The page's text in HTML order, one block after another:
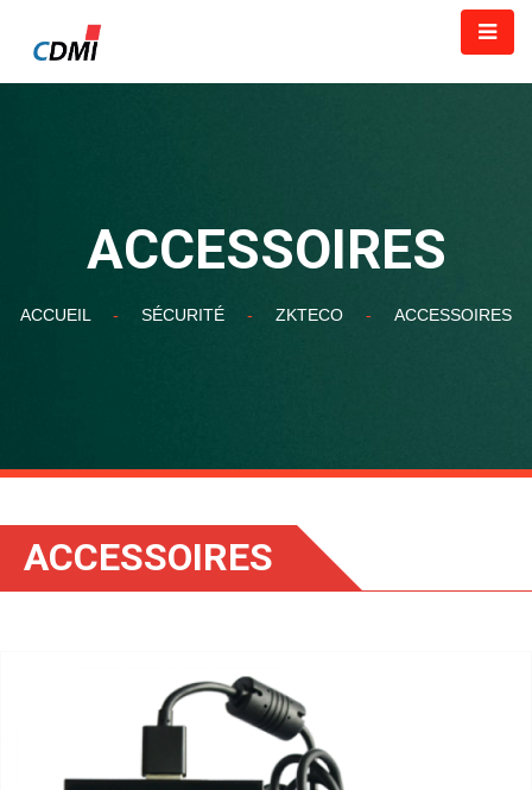
ACCESSOIRES
ACCUEIL - SÉCURITÉ - ZKTECO - ACCESSOIRES
ACCESSOIRES